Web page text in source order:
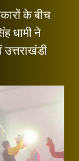
के बीच
धामी ने